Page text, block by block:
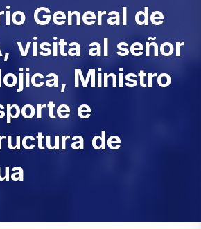
General de
visita al señor
Ministro
e
de